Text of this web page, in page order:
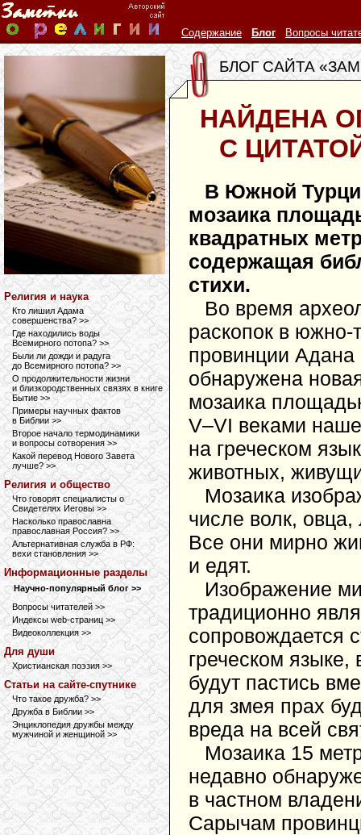
Содержание Блог Вопросы
Религия и наука
Кто лишил Адама
совершенства? >>
Где находились воды
Всемирного потопа? >>
Были ли дожди и радуга
до Всемирного потопа? >>
О продолжительности жизни
и близкородственных связях в книге
Бытие >>
Примеры научных фактов
в Библии >>
Второе начало термодинамики
и вопросы сотворения >>
Какой перевод Нового Завета
лучше? >>
Религия и общество
Что говорят специалисты о
Свидетелях Иеговы >>
Насколько православна
православная Россия? >>
Альтернативная служба в РФ:
вехи становления >>
Информационные разделы
Научно-популярный блог >>
Вопросы читателей >>
Индексы web-страниц >>
Видеоколлекция >>
Для души
Христианская поэзия >>
Статьи на сайте-спутнике
Что такое дружба? >>
Дружба в Библии >>
Энциклопедия дружбы между
мужчиной и женщиной >>
БЛОГ САЙТА
НАЙДЕНА
С
В Южной
мозаика
квадратных
содержащая
стихи.
Во время
раскопок в южно-
провинции
обнаружена
мозаика
V–VI веками
на греческом
животных,
Мозаика
числе волк,
Все они мирно
и едят.
Изображение
традиционно
сопровождается
греческом
будут пастись
для змея прах
вреда на всей
Мозаика 15
недавно
в частном
Сарычам